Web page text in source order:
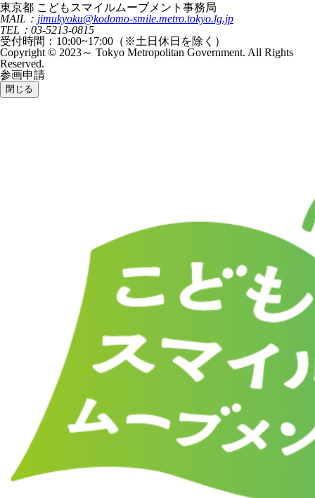
東京都 こどもスマイルムーブメント事務局
MAIL： jimukyoku@kodomo-smile.metro.tokyo.lg.jp
TEL：03-5213-0815
受付時間：10:00~17:00（※土日休日を除く）
Copyright © 2023～ Tokyo Metropolitan Government. All Rights
Reserved.
参画申請
閉じる